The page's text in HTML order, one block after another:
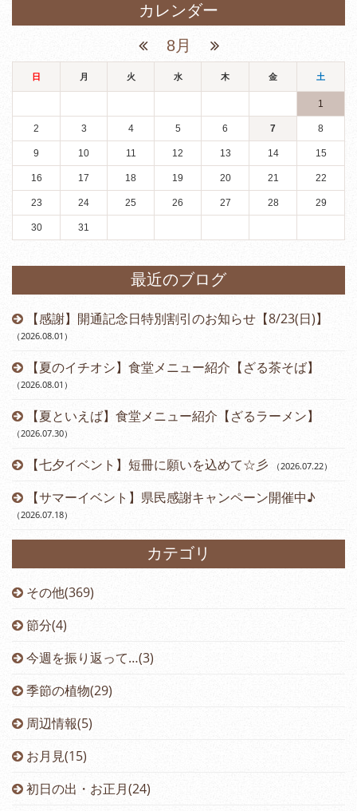
カレンダー
8月
日 月 火 水 木 金 土
1
2 3 4 5 6 7 8
9 10 11 12 13 14 15
16 17 18 19 20 21 22
23 24 25 26 27 28 29
30 31
最近のブログ
【感謝】開通記念日特別割引のお知らせ【8/23(日)】
（2026.08.01 ）
【夏のイチオシ】食堂メニュー紹介【ざる茶そば】
（2026.08.01 ）
【夏といえば】食堂メニュー紹介【ざるラーメン】
（2026.07.30）
【七夕イベント】短冊に願いを込めて☆彡 （2026.07.22）
【サマーイベント】県民感謝キャンペーン開催中♪
（2026.07.18）
カテゴリ
その他(369)
節分(4)
今週を振り返って…(3)
季節の植物(29)
周辺情報(5)
お月見(15)
初日の出・お正月(24)